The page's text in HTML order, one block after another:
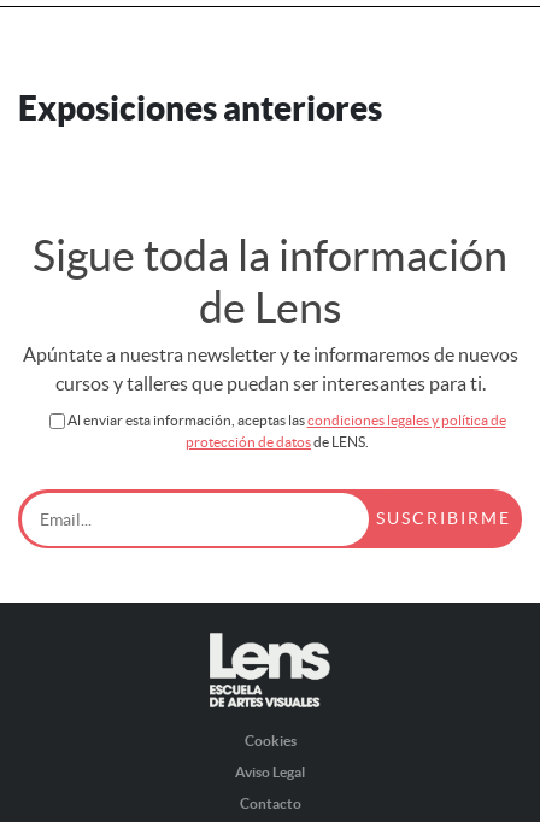
Exposiciones anteriores
Sigue toda la información
de Lens
Apúntate a nuestra newsletter y te informaremos de nuevos
cursos y talleres que puedan ser interesantes para ti.
Al enviar esta información, aceptas lascondiciones legales y política de
protección de datosde LENS.
Cookies
Aviso Legal
Contacto